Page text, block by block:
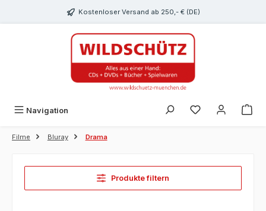
Kostenloser Versand ab 250,- € (DE)
Navigation Du hast 0
Filme Bluray Drama
Produkte filtern